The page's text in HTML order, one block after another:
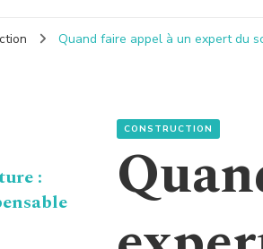
Quand faire appel à un expert du
CONSTRUCTION
: